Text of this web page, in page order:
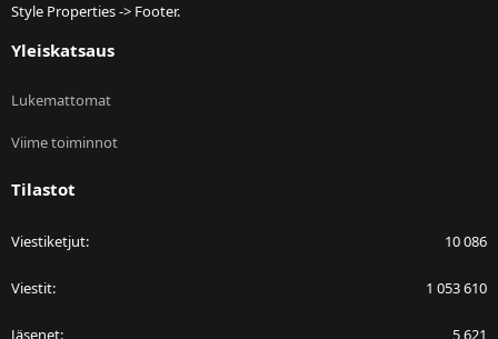
Style Properties -> Footer.
Yleiskatsaus
Lukemattomat
Viime toiminnot
Tilastot
Viestiketjut 10 086
Viestit 1 053 610
Jäsenet 5 621